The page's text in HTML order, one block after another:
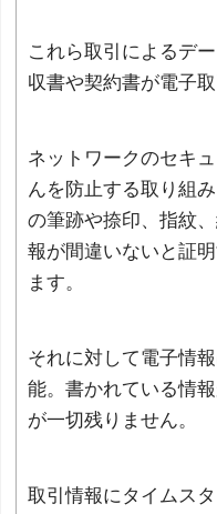
これら取引によるデ
収書や契約書が電子
ネットワークのセキ
んを防止する取り組
の筆跡や捺印、指紋
報が間違いないと証
ます。
それに対して電子情
能。書かれている情
が一切残りません。
取引情報にタイムス